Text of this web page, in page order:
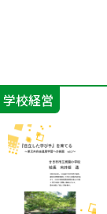
学校経営